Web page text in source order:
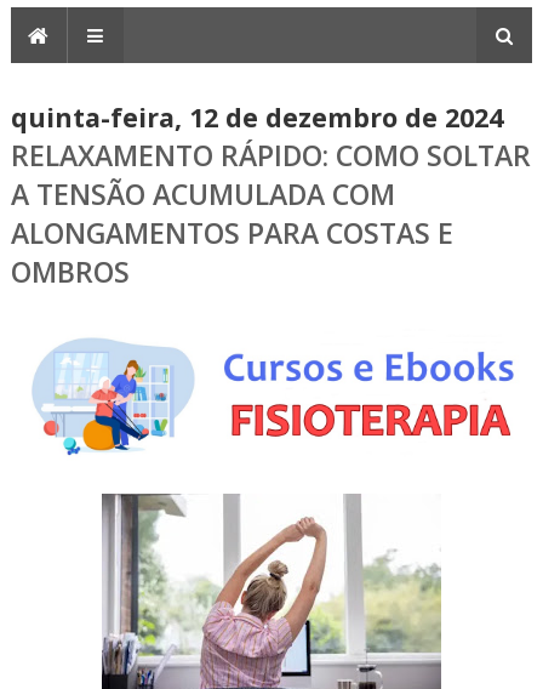
quinta-feira, 12 de dezembro de 2024
RELAXAMENTO RÁPIDO: COMO SOLTAR
A TENSÃO ACUMULADA COM
ALONGAMENTOS PARA COSTAS E
OMBROS